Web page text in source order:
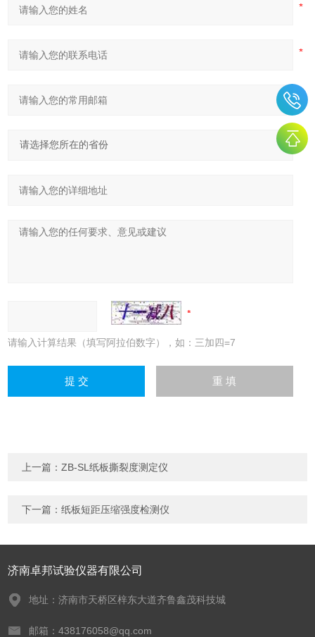
请输入计算结果（填写阿拉伯数字），如：三加四=7
上一篇：ZB-SL纸板撕裂度测定仪
下一篇：纸板短距压缩强度检测仪
济南卓邦试验仪器有限公司
地址：济南市天桥区梓东大道齐鲁鑫茂科技城
邮箱：438176058@qq.com